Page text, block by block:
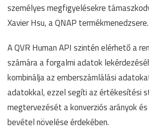
személyes megfigyelésekre
Xavier Hsu, a QNAP termékmenedzsere.
A QVR Human API szintén elérhető a
számára a forgalmi adatok
kombinálja az emberszámlálási
adatokkal, ezzel segíti az értékesítési
megtervezését a konverziós arányok
bevétel növelése érdekében.